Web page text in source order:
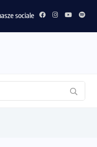
sociale